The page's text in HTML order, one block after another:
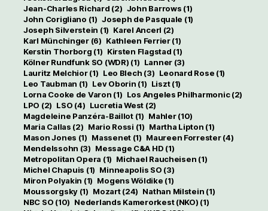
Jean-Charles Richard (2) John Barrows (1)
John Corigliano (1) Joseph de Pasquale (1)
Joseph Silverstein (1) Karel Ancerl (2)
Karl Münchinger(6) Kathleen Ferrier(1)
Kerstin Thorborg (1) Kirsten Flagstad (1)
Kölner Rundfunk SO (WDR) (1) Lanner (3)
Lauritz Melchior(1) Leo Blech (3) Leonard Rose (1)
Leo Taubman (1) Lev Oborin (1) Liszt(1)
Lorna Cooke de Varon (1) Los Angeles Philharmonic(2)
LPO (2) LSO (4) Lucretia West (2)
Magdeleine Panzéra-Baillot(1) Mahler(10)
Maria Callas (2) Mario Rossi (1) Martha Lipton (1)
Mason Jones (1) Massenet(1) Maureen Forrester(4)
Mendelssohn (3) Message C&A HD (1)
Metropolitan Opera (1) Michael Raucheisen (1)
Michel Chapuis (1) Minneapolis SO (3)
Miron Polyakin (1) Mogens Wöldike (1)
Moussorgsky(1) Mozart(24) Nathan Milstein (1)
NBC SO (10) Nederlands Kamerorkest (NKO) (1)